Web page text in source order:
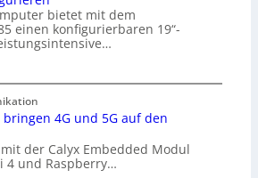
bietet mit dem
einen konfigurierbaren 19“-
4G und 5G auf den
der Calyx Embedded Modul
4 und Raspberry…